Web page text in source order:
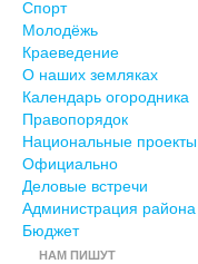
Спорт
Молодёжь
Краеведение
О наших земляках
Календарь огородника
Правопорядок
Национальные проекты
Официально
Деловые встречи
Администрация района
Бюджет
НАМ ПИШУТ